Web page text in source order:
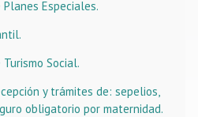
Especiales.
Social.
y trámites de: sepelios,
obligatorio por maternidad.